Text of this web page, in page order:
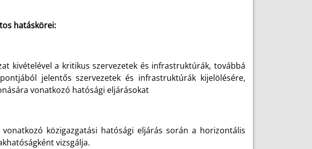
hatáskörei:
kivételével a kritikus szervezetek és infrastruktúrák, továbbá
jelentős szervezetek és infrastruktúrák kijelölésére,
vonatkozó hatósági eljárásokat
közigazgatási hatósági eljárás során a horizontális
vizsgálja.